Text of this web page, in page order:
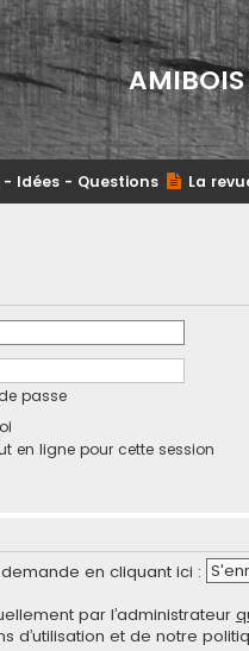
- Idées - Questions La
passe
en ligne pour cette session
en cliquant ici :
par l’administrateur
d’utilisation et de notre